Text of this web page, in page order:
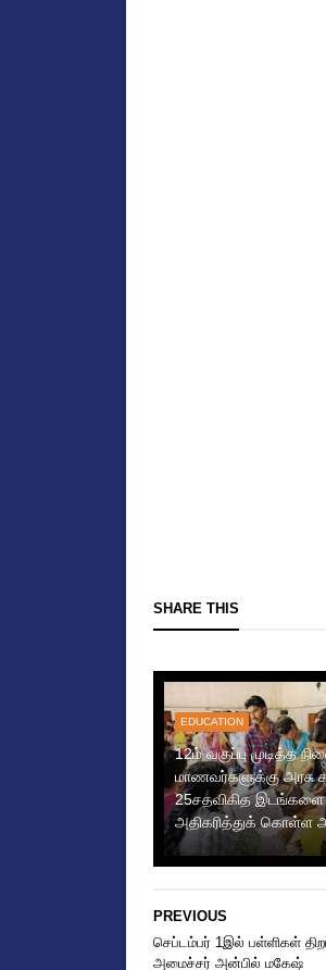
SHARE THIS
EDUCATION
12ம் வகுப்பு முடித்த
மாணவர்களுக்கு அரசு
25சதவிகித இடங்களை
அதிகரித்துக் கொள்ள
PREVIOUS
செப்டம்பர் 1இல் பள்ளிகள்
அமைச்சர் அன்பில் மகேஷ்